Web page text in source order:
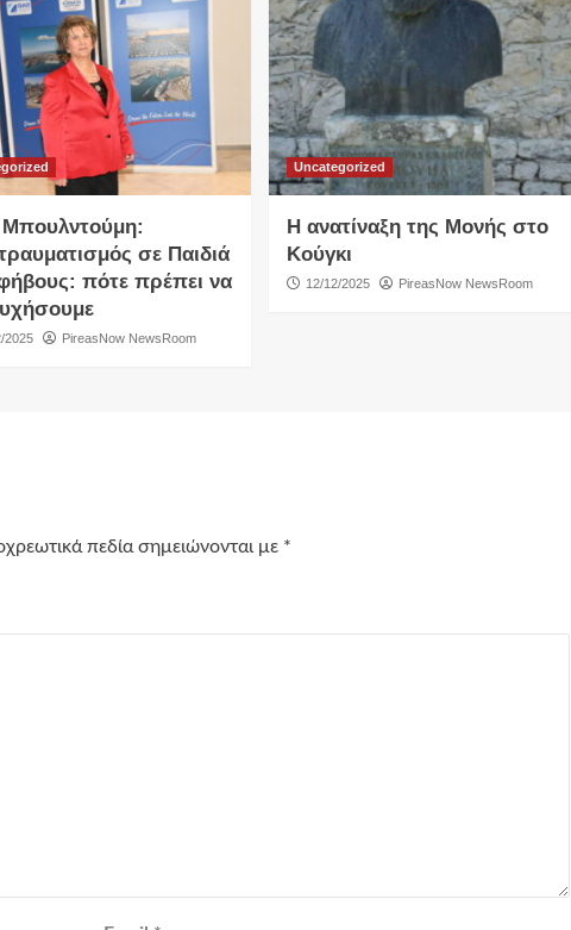
σε Παιδιά
πότε πρέπει να
2025 PireasNow NewsRoom
Uncategorized
Η ανατίναξη της Μονής στο
Κούγκι
12/12/2025 PireasNow NewsRoom
πεδία σημειώνονται με *